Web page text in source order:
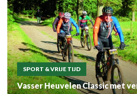
SPORT & VRIJE TIJD